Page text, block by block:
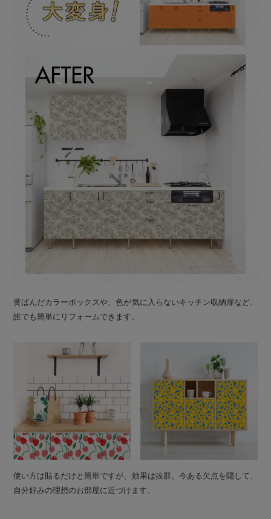
黄ばんだカラーボックスや、色が気に入らないキッチン収納扉など、
誰でも簡単にリフォームできます。
使い方は貼るだけと簡単ですが、効果は抜群。今ある欠点を隠して、
自分好みの理想のお部屋に近づけます。